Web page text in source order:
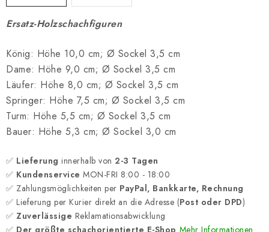
Ersatz-Holzschachfiguren
König: Höhe 10,0 cm; Ø Sockel 3,5 cm
Dame: Höhe 9,0 cm; Ø Sockel 3,5 cm
Läufer: Höhe 8,0 cm; Ø Sockel 3,5 cm
Springer: Höhe 7,5 cm; Ø Sockel 3,5 cm
Turm: Höhe 5,5 cm; Ø Sockel 3,5 cm
Bauer: Höhe 5,3 cm; Ø Sockel 3,0 cm
✅ Lieferung innerhalb von 2-3 Tagen
✅ Kundenservice MON-FRI 8:00 - 18:00
✅ Zahlungsmöglichkeiten per PayPal, Bankkarte, Rechnung
✅ Lieferung per Kurier direkt an die Adresse (Post oder DPD)
✅ Zuverlässige Reklamationsabwicklung
✅ Der größte schachorientierte E-Shop Mehr Informationen